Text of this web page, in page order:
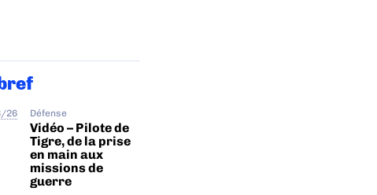
26 Défense
Vidéo – Pilote de
Tigre, de la prise
en main aux
missions de
guerre